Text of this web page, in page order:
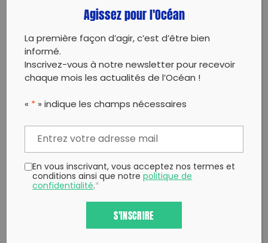
L’AFFAIRE TEITONA AUX KIRIBATI : OU
LORSQUE RÉCHAUFFEMENT CLIMATIQUE ET
DROIT INTERNATIONAL NE FONT PAS BON
MÉNAGE
Cette République insulaire située dans le Pacifique
central est un parfait exemple des conséquences
Agissez pour l'Océan
La première façon d’agir, c’est d’être bien
informé.
Inscrivez-vous à notre newsletter pour recevoir
chaque mois les actualités de l’Océan !
« * » indique les champs nécessaires
En vous inscrivant, vous acceptez nos termes et
conditions ainsi que notrepolitique de
confidentialité.*
S'INSCRIRE